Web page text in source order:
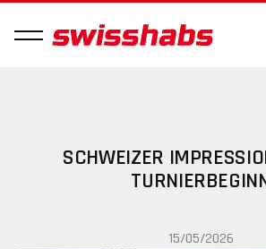
SCHWEIZER
15/05/2026